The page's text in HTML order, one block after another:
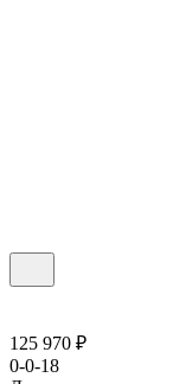
125 970 ₽
0-0-18